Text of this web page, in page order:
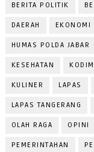
BERITA POLITIK
DAERAH EKONOMI
HUMAS POLDA JABAR
KESEHATAN
KULINER LAPAS
LAPAS TANGERANG
OLAH RAGA OPINI
PEMERINTAHAN